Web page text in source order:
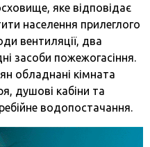
яке відповідає
населення прилеглого
вентиляції, два
засоби пожежогасіння.
обладнані кімната
душові кабіни та
водопостачання.